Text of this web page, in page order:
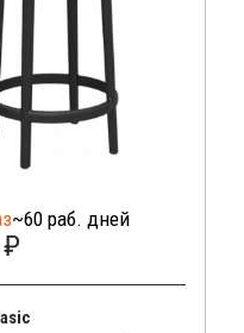
~60 раб. дней